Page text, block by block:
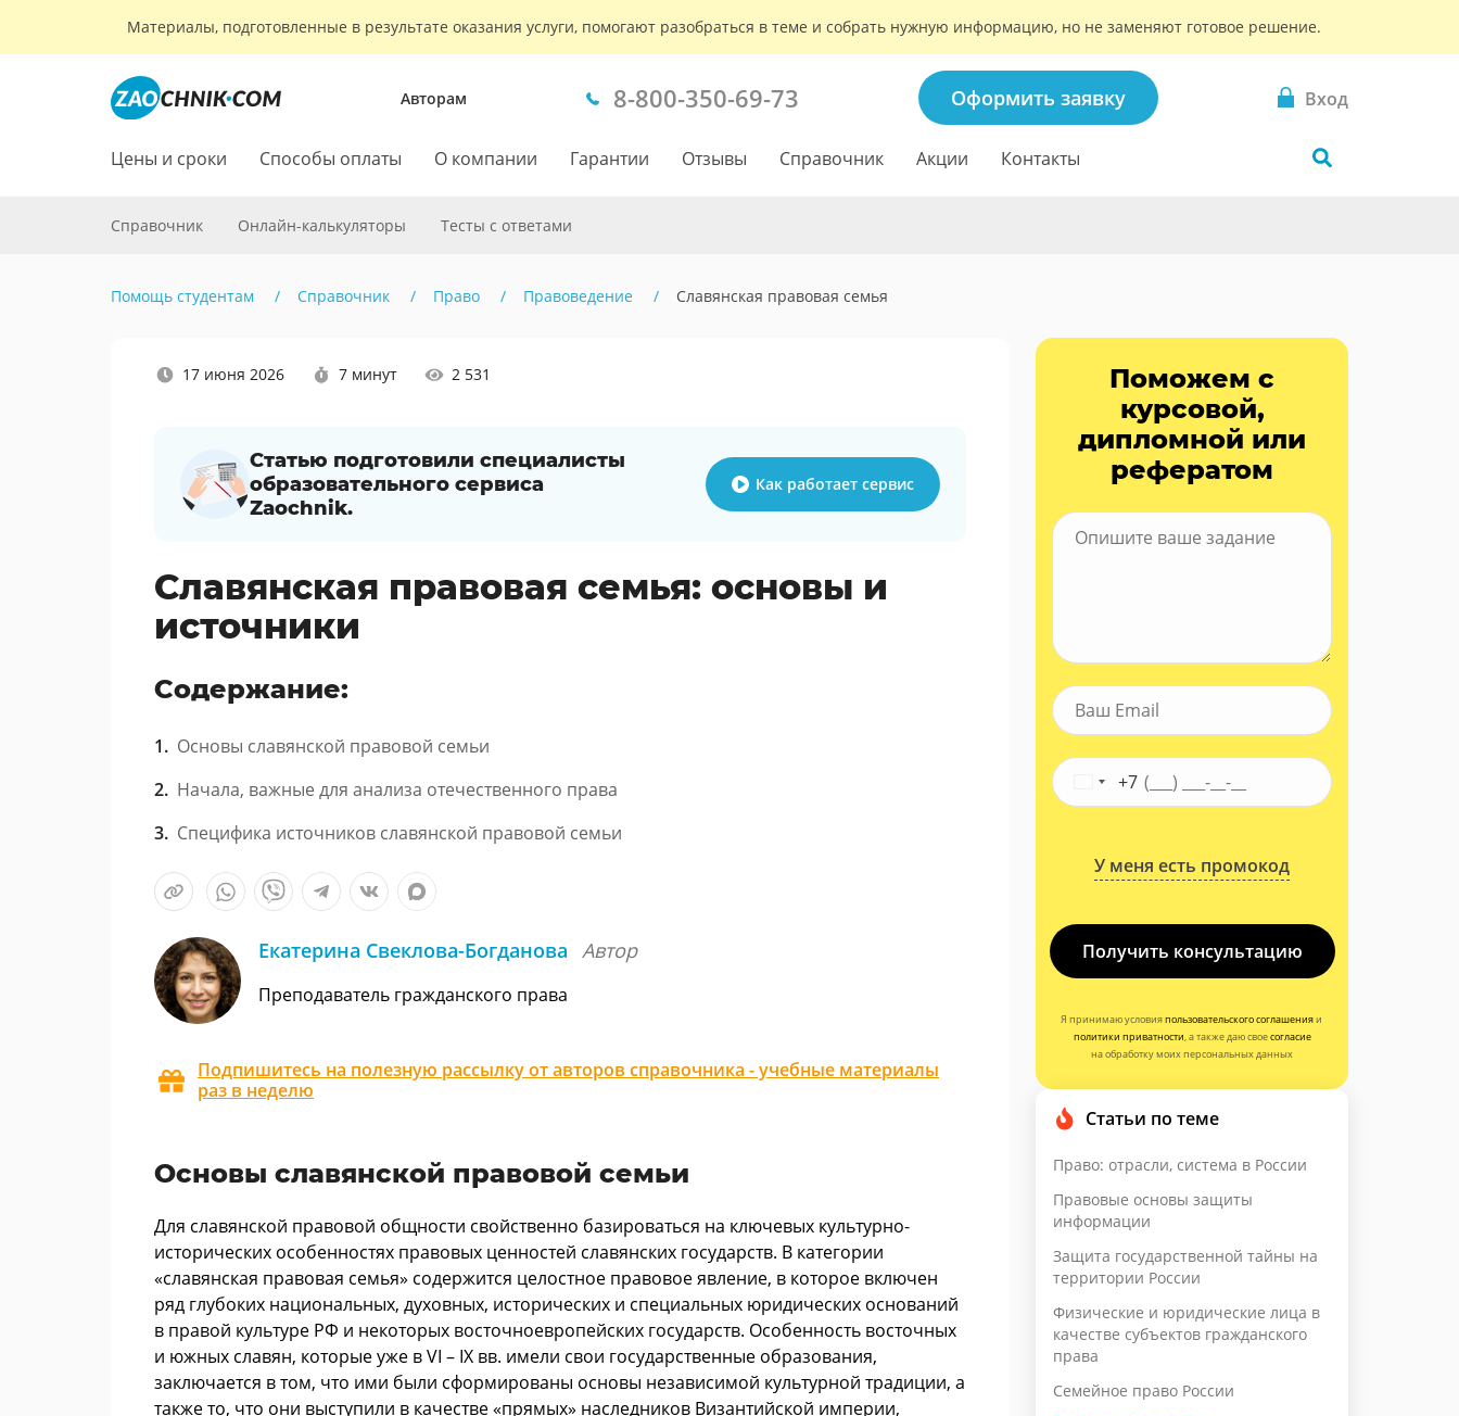
Материалы, подготовленные в результате оказания услуги, помогают разобраться в теме и собрать нужную информацию, но не заменяют готовое решение.
Авторам 8-800-350-69-73 Оформить заявку Вход
Цены и сроки Способы оплаты О компании Гарантии Отзывы Справочник Акции Контакты
Справочник Онлайн-калькуляторы Тесты с ответами
Помощь студентам Справочник Право Правоведение Славянская правовая семья
17 июня 2026 7 минут 2 531
Статью подготовили специалисты
образовательного сервиса
Zaochnik.
Как работает сервис
Славянская правовая семья: основы и
источники
Содержание:
Основы славянской правовой семьи
Начала, важные для анализа отечественного права
Специфика источников славянской правовой семьи
Екатерина Свеклова-Богданова Автор
Преподаватель гражданского права
Подпишитесь на полезную рассылку от авторов справочника - учебные материалы
раз в неделю
Основы славянской правовой семьи
Для славянской правовой общности свойственно базироваться на ключевых культурно-
исторических особенностях правовых ценностей славянских государств. В категории
«славянская правовая семья» содержится целостное правовое явление, в которое включен
ряд глубоких национальных, духовных, исторических и специальных юридических оснований
в правой культуре РФ и некоторых восточноевропейских государств. Особенность восточных
и южных славян, которые уже в VI – IX вв. имели свои государственные образования,
заключается в том, что ими были сформированы основы независимой культурной традиции, а
также то, что они выступили в качестве «прямых» наследников Византийской империи,
Поможем с
курсовой,
дипломной или
рефератом
+7
У меня есть промокод
Получить консультацию
Я принимаю условияпользовательского соглашенияи
политики приватности, а также даю своесогласие
на обработку моих персональных данных
Статьи по теме
Право: отрасли, система в России
Правовые основы защиты
информации
Защита государственной тайны на
территории России
Физические и юридические лица в
качестве субъектов гражданского
права
Семейное право России